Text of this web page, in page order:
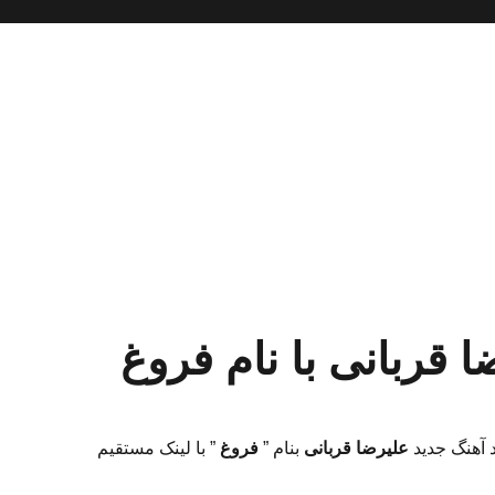
قربانی با نام فروغ
آهنگ جدید علیرضا قربانی بنام ” فروغ ” با لینک مستقیم